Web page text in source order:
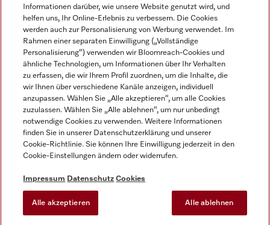
AGB
Datenschutz
Nutzungsbedingungen
Barrierefreiheitserklärung
EU-Gesetzen über digitale Dienste
Cookie-Einstellungen
Miele auf Instagram
Miele auf Facebook
Miele auf Youtube
Informationen darüber, wie unsere Website genutzt wird, und
helfen uns, Ihr Online-Erlebnis zu verbessern. Die Cookies
werden auch zur Personalisierung von Werbung verwendet. Im
Rahmen einer separaten Einwilligung („Vollständige
Personalisierung“) verwenden wir Bloomreach-Cookies und
ähnliche Technologien, um Informationen über Ihr Verhalten
zu erfassen, die wir Ihrem Profil zuordnen, um die Inhalte, die
wir Ihnen über verschiedene Kanäle anzeigen, individuell
anzupassen. Wählen Sie „Alle akzeptieren“, um alle Cookies
zuzulassen. Wählen Sie „Alle ablehnen“, um nur unbedingt
notwendige Cookies zu verwenden. Weitere Informationen
finden Sie in unserer Datenschutzerklärung und unserer
Cookie-Richtlinie. Sie können Ihre Einwilligung jederzeit in den
Cookie-Einstellungen ändern oder widerrufen.
Impressum Datenschutz Cookies
Alle akzeptieren Alle ablehnen